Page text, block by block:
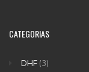
CATEGORIAS
DHF (3)